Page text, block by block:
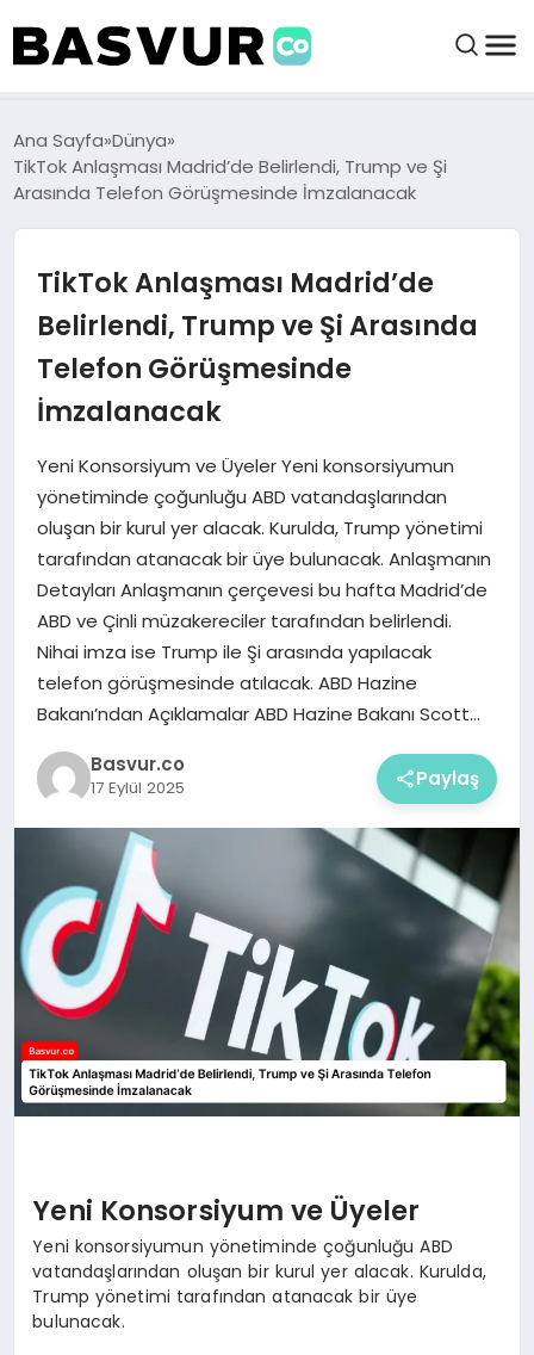
BAŞVURULAR
BAYILIKLER
HABERLER
KRIPTO HABER
Ana Sayfa Dünya
TikTok Anlaşması Madrid’de Belirlendi, Trump ve Şi
Arasında Telefon Görüşmesinde İmzalanacak
TikTok Anlaşması Madrid’de
Belirlendi, Trump ve Şi Arasında
Telefon Görüşmesinde
İmzalanacak
Yeni Konsorsiyum ve Üyeler Yeni konsorsiyumun
yönetiminde çoğunluğu ABD vatandaşlarından
oluşan bir kurul yer alacak. Kurulda, Trump yönetimi
tarafından atanacak bir üye bulunacak. Anlaşmanın
Detayları Anlaşmanın çerçevesi bu hafta Madrid’de
ABD ve Çinli müzakereciler tarafından belirlendi.
Nihai imza ise Trump ile Şi arasında yapılacak
telefon görüşmesinde atılacak. ABD Hazine
Bakanı’ndan Açıklamalar ABD Hazine Bakanı Scott…
Basvur.co
17 Eylül 2025 Paylaş
Yeni Konsorsiyum ve Üyeler
Yeni konsorsiyumun yönetiminde çoğunluğu ABD
vatandaşlarından oluşan bir kurul yer alacak. Kurulda,
Trump yönetimi tarafından atanacak bir üye
bulunacak.